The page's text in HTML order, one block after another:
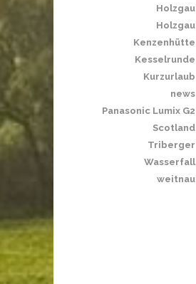
Holzgau
Holzgau
Kenzenhütte
Kesselrunde
Kurzurlaub
news
Panasonic Lumix G2
Scotland
Triberger
Wasserfall
weitnau